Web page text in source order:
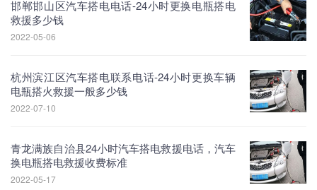
邯郸邯山区汽车搭电电话-24小时更换电瓶搭电
救援多少钱
2022-05-06
杭州滨江区汽车搭电联系电话-24小时更换车辆
电瓶搭火救援一般多少钱
2022-07-10
青龙满族自治县24小时汽车搭电救援电话，汽车
换电瓶搭电救援收费标准
2022-05-17